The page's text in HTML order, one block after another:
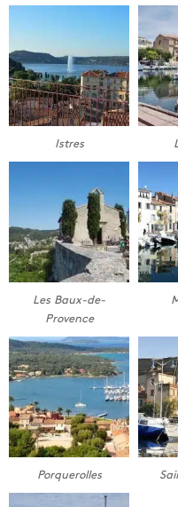
Istres
Les Baux-de-
Provence
Porquerolles